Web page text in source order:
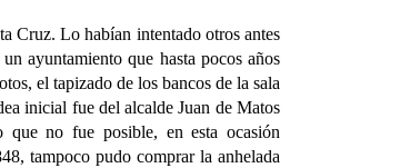
Cruz. Lo habían intentado otros antes
ayuntamiento que hasta pocos años
el tapizado de los bancos de la sala
inicial fue del alcalde Juan de Matos
no fue posible, en esta ocasión
tampoco pudo comprar la anhelada